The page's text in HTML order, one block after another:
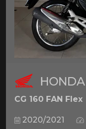
HONDA
CG 160 FAN Flex
2020/2021